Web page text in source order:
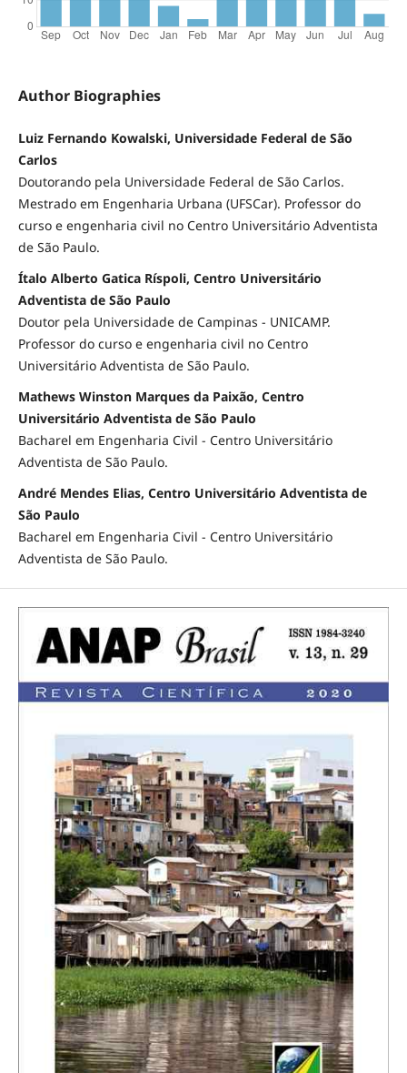
Author Biographies
Luiz Fernando Kowalski, Universidade Federal de São
Carlos
Doutorando pela Universidade Federal de São Carlos.
Mestrado em Engenharia Urbana (UFSCar). Professor do
curso e engenharia civil no Centro Universitário Adventista
de São Paulo.
Ítalo Alberto Gatica Ríspoli, Centro Universitário
Adventista de São Paulo
Doutor pela Universidade de Campinas - UNICAMP.
Professor do curso e engenharia civil no Centro
Universitário Adventista de São Paulo.
Mathews Winston Marques da Paixão, Centro
Universitário Adventista de São Paulo
Bacharel em Engenharia Civil - Centro Universitário
Adventista de São Paulo.
André Mendes Elias, Centro Universitário Adventista de
São Paulo
Bacharel em Engenharia Civil - Centro Universitário
Adventista de São Paulo.